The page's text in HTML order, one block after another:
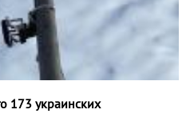
173 украинских